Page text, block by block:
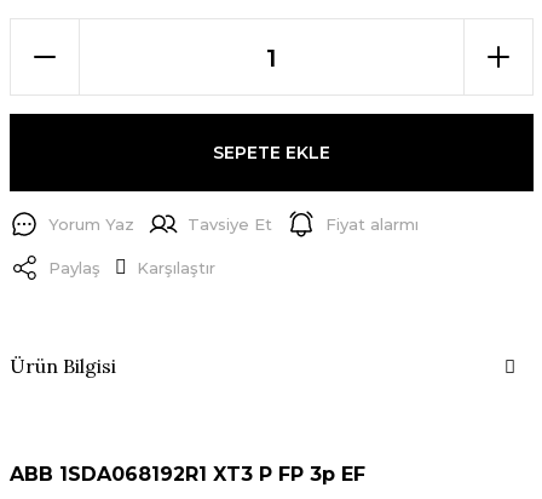
SEPETE EKLE
Yorum Yaz Tavsiye Et Fiyat alarmı
Paylaş Karşılaştır
Ürün Bilgisi
ABB 1SDA068192R1 XT3 P FP 3p EF